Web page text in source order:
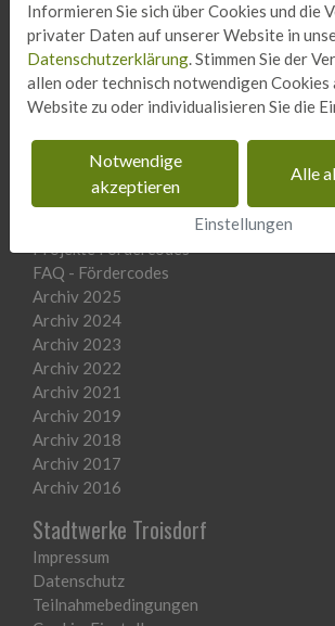
Informieren Sie sich über Cookies und die
privater Daten auf unserer Website in
Datenschutzerklärung. Stimmen Sie der
allen oder technisch notwendigen Cookies
Website zu oder individualisieren Sie die
Notwendige
akzeptieren
Alle
Einstellungen
Nachhaltigkeitspreis
So funktioniert's - Nachhaltigkeitspreis
Projekte Nachhaltigkeitspreis
Spielregeln
Fördercodes
So funktioniert's - Fördercodes
Projekte Fördercodes
FAQ - Fördercodes
Archiv 2025
Archiv 2024
Archiv 2023
Archiv 2022
Archiv 2021
Archiv 2019
Archiv 2018
Archiv 2017
Archiv 2016
Stadtwerke Troisdorf
Impressum
Datenschutz
Teilnahmebedingungen